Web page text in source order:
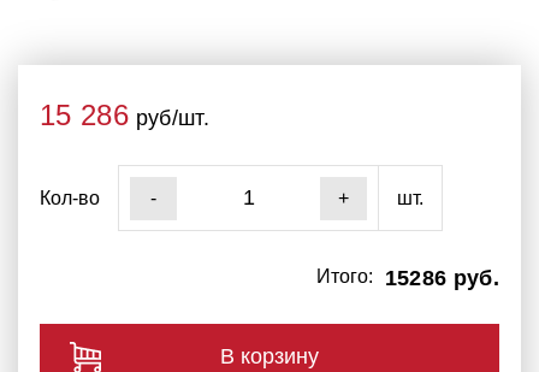
15 286 руб/шт.
Кол-во - + шт.
15286 руб.
Итого:
В корзину